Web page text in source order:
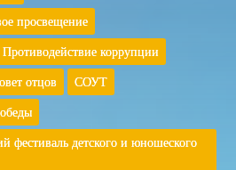
просвещение
Противодействие коррупции
отцов
СОУТ
фестиваль детского и юношеского